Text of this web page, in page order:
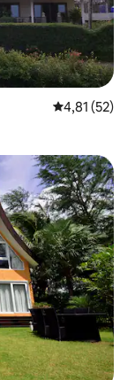
Середня
4,81 (52)